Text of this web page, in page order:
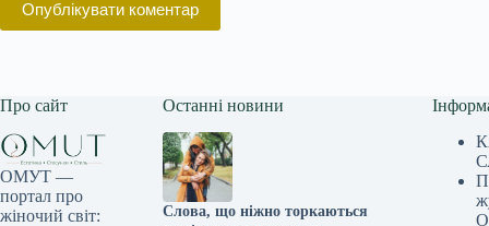
Опублікувати коментар
Про сайт
ОМУТ —
портал про
жіночий світ:
Останні новини
Слова, що ніжно торкаються